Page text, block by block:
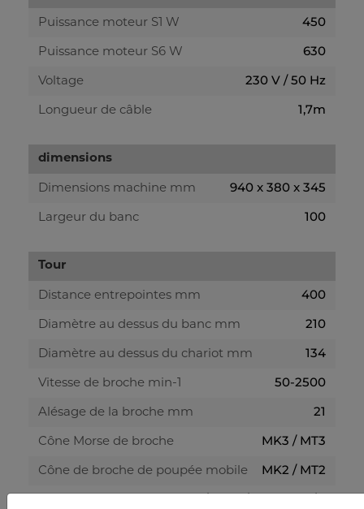
Puissance moteur S1 W 450
Puissance moteur S6 W 630
Voltage 230 V / 50 Hz
Longueur de câble 1,7m
dimensions
Dimensions machine mm 940 x 380 x 345
Largeur du banc 100
Tour
Distance entrepointes mm 400
Diamètre au dessus du banc mm 210
Diamètre au dessus du chariot mm 134
Vitesse de broche min-1 50-2500
Alésage de la broche mm 21
Cône Morse de broche MK3 / MT3
Cône de broche de poupée mobile MK2 / MT2
0,089 / 0,147 / 0,198 mm/U